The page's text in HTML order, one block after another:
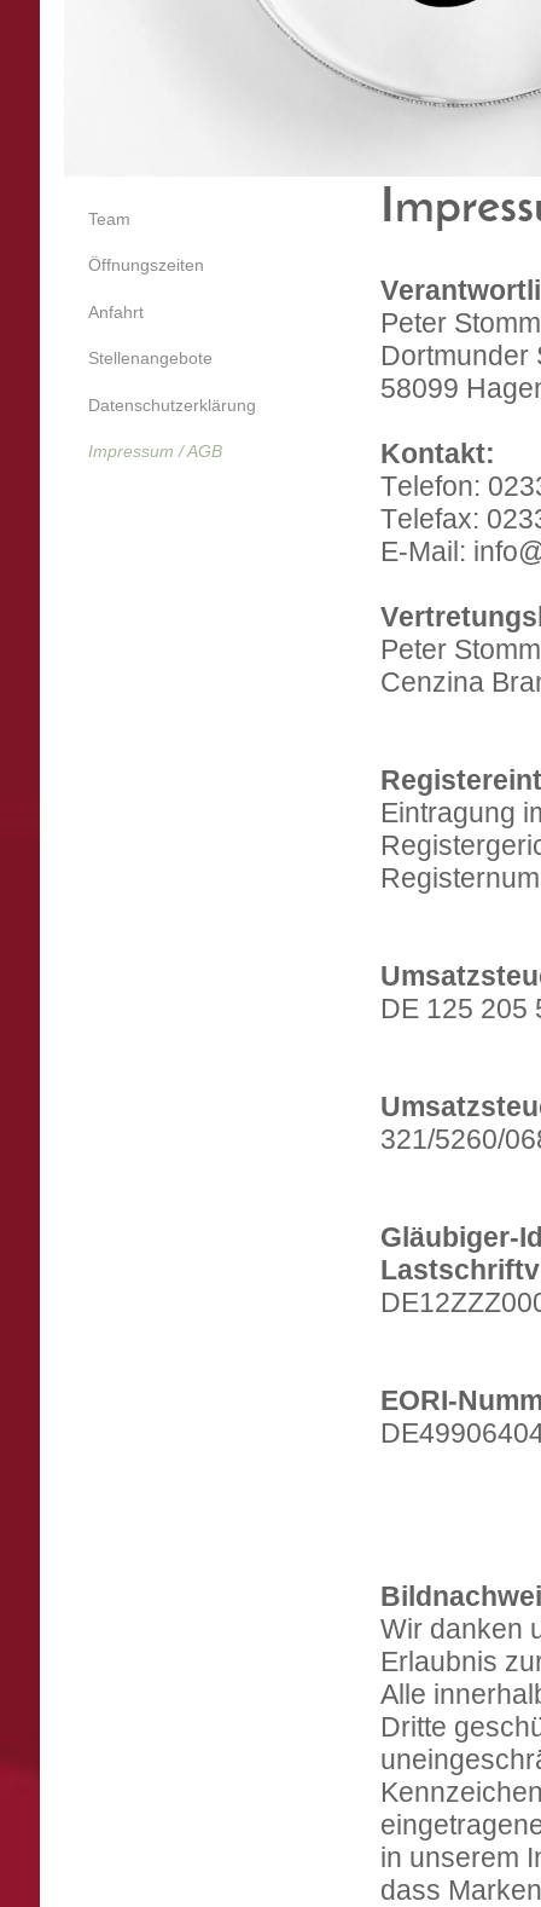
Peter
Dortmunder
58099
Kontakt:
Telefon:
Telefax:
E-Mail:
Peter
Cenzina
Eintragung
DE 125 205
321/5260/
Gläubiger-
EORI-
Wir danken
Erlaubnis
Alle
Dritte
in unserem
dass
Team
Öffnungszeiten
Anfahrt
Stellenangebote
Datenschutzerklärung
Impressum / AGB